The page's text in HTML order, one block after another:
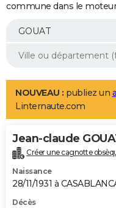
Essais
Réserver un essai
Citadines
Berlines
SUV
Forum auto
+
Mobiles
Meilleur smartphone
Internet
Ordinateurs
Jeux vidéo
Guide high-tech
Aménagement intérieur
LIFESTYLE
Art de vivre
Bien-être
Loisirs
Mode
Modes de vie
Alimentation
Guide de la santé
Maladies
Médicaments
Sommeil
VOYAGE
Destinations
City break
Voyage nature
Voyage de noces
Forum
Climat
+PHOTO
GUIDES D'ACHAT
commune dans le
NOUVEAU : publiez un
Linternaute.com
Jean-claude
Créer une cagnotte
Naissance
28/11/1931 à
Décès